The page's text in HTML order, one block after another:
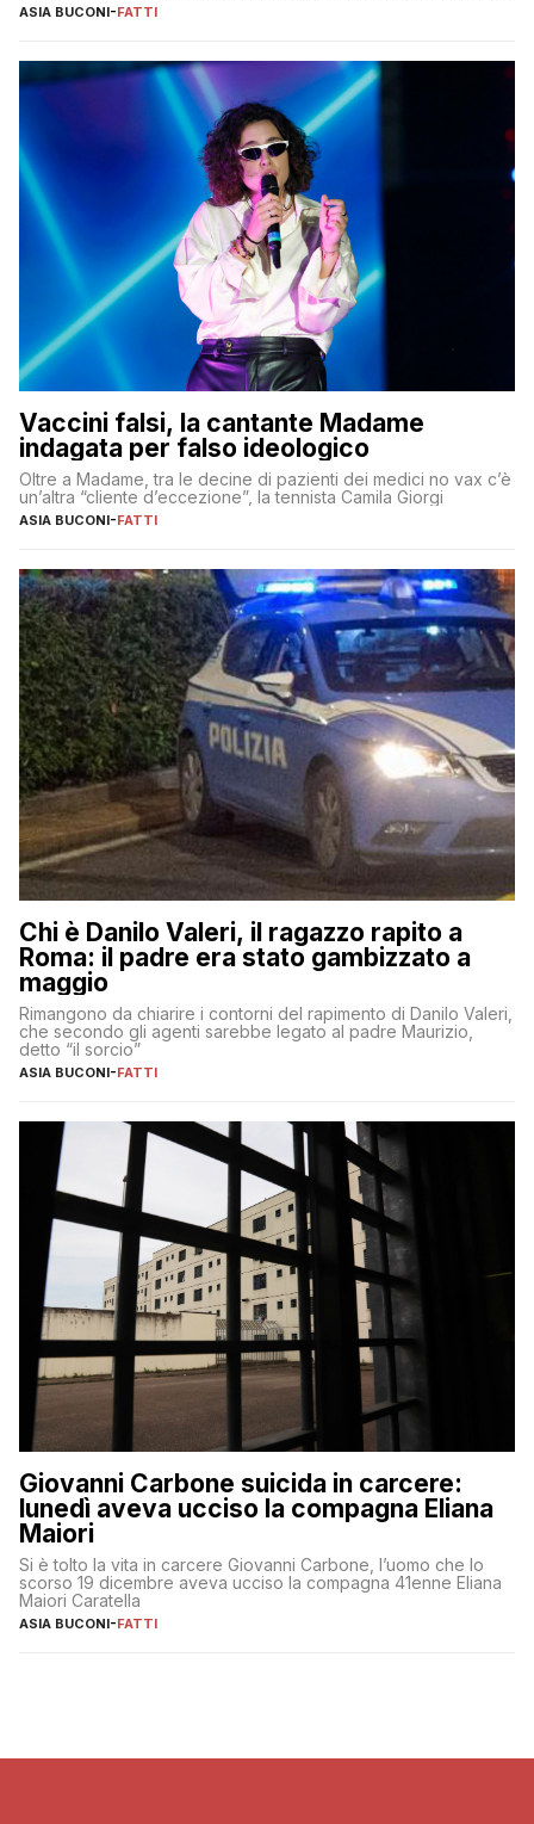
ASIA BUCONI-FATTI
Vaccini falsi, la cantante Madame
indagata per falso ideologico
Oltre a Madame, tra le decine di pazienti dei medici no vax c’è
un’altra “cliente d’eccezione”, la tennista Camila Giorgi
ASIA BUCONI-FATTI
Chi è Danilo Valeri, il ragazzo rapito a
Roma: il padre era stato gambizzato a
maggio
Rimangono da chiarire i contorni del rapimento di Danilo Valeri,
che secondo gli agenti sarebbe legato al padre Maurizio,
detto “il sorcio”
ASIA BUCONI-FATTI
Giovanni Carbone suicida in carcere:
lunedì aveva ucciso la compagna Eliana
Maiori
Si è tolto la vita in carcere Giovanni Carbone, l’uomo che lo
scorso 19 dicembre aveva ucciso la compagna 41enne Eliana
Maiori Caratella
ASIA BUCONI-FATTI